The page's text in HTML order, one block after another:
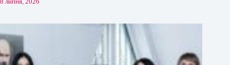
8 липня, 2026